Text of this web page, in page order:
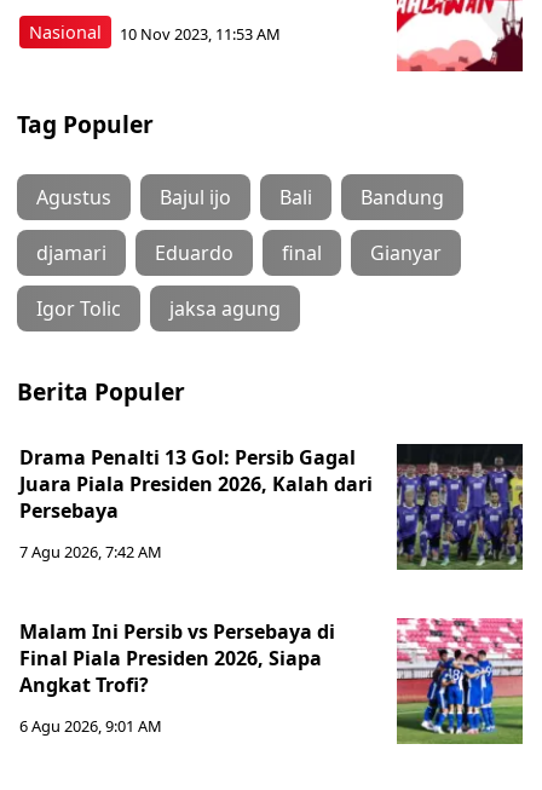
Nasional 10 Nov 2023, 11:53 AM
Tag Populer
Agustus Bajul ijo Bali Bandung
djamari Eduardo final Gianyar
Igor Tolic jaksa agung
Berita Populer
Drama Penalti 13 Gol: Persib Gagal
Juara Piala Presiden 2026, Kalah dari
Persebaya
7 Agu 2026, 7:42 AM
Malam Ini Persib vs Persebaya di
Final Piala Presiden 2026, Siapa
Angkat Trofi?
6 Agu 2026, 9:01 AM